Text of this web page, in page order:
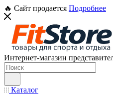
🔥 Сайт продается Подробнее
Интернет-магазин
Каталог